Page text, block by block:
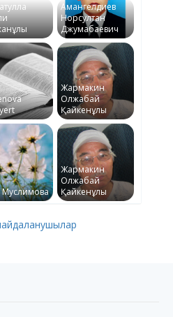
Амангелдиев
Норсултан
Джумабаевич
Жармакин
Олжабай
Қайкенұлы
Муслимова
Жармакин
Олжабай
Қайкенұлы